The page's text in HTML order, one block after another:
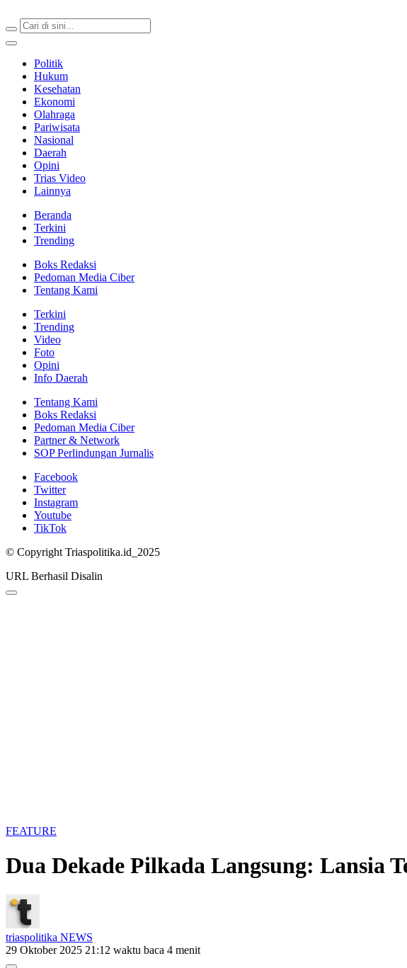
Berita Terkini & Terpercaya
Politik
Hukum
Kesehatan
Ekonomi
Olahraga
Pariwisata
Nasional
Daerah
Opini
Trias Video
Lainnya
Beranda
Terkini
Trending
Boks Redaksi
Pedoman Media Ciber
Tentang Kami
Terkini
Trending
Video
Foto
Opini
Info Daerah
Tentang Kami
Boks Redaksi
Pedoman Media Ciber
Partner & Network
SOP Perlindungan Jurnalis
Facebook
Twitter
Instagram
Youtube
TikTok
© Copyright Triaspolitika.id_2025
URL Berhasil Disalin
FEATURE
Dua Dekade Pilkada Langsung: Lansia
triaspolitika NEWS
29 Oktober 2025 21:12 waktu baca 4 menit